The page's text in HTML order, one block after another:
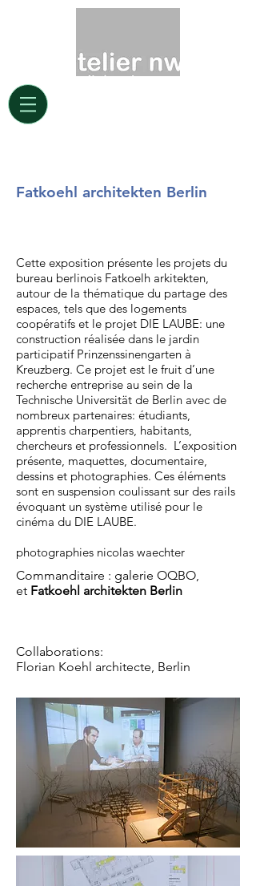
Fatkoehl architekten Berlin
Cette exposition présente les projets du
bureau berlinois Fatkoelh arkitekten,
autour de la thématique du partage des
espaces, tels que des logements
coopératifs et le projet DIE LAUBE: une
construction réalisée dans le jardin
participatif Prinzenssinengarten à
Kreuzberg. Ce projet est le fruit d’une
recherche entreprise au sein de la
Technische Universität de Berlin avec de
nombreux partenaires: étudiants,
apprentis charpentiers, habitants,
chercheurs et professionnels. L’exposition
présente, maquettes, documentaire,
dessins et photographies. Ces éléments
sont en suspension coulissant sur des rails
évoquant un système utilisé pour le
cinéma du DIE LAUBE.
photographies nicolas waechter
Commanditaire : galerie OQBO,
et Fatkoehl architekten Berlin
Collaborations:
Florian Koehl architecte, Berlin